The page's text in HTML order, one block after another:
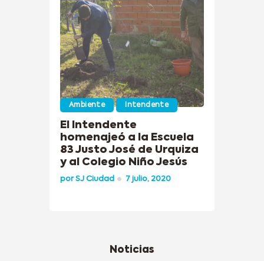
Ambiente Intendente
El Intendente
homenajeó a la Escuela
83 Justo José de Urquiza
y al Colegio Niño Jesús
porSJ Ciudad 7 julio, 2020
Noticias